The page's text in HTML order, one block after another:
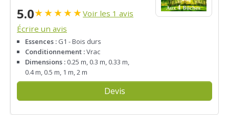
5.0★★★★★Voir les 1 avis
Écrire un avis
Essences : G1 - Bois durs
Conditionnement :Vrac
Dimensions : 0.25 m, 0.3 m, 0.33 m,
0.4 m, 0.5 m, 1 m, 2 m
Devis